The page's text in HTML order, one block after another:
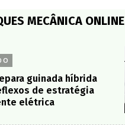
MECÂNICA ONLINE
guinada híbrida
de estratégia
elétrica